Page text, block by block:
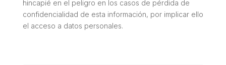
hincapié en el peligro en los casos de pérdida de
confidencialidad de esta información, por implicar ello
el acceso a datos personales.